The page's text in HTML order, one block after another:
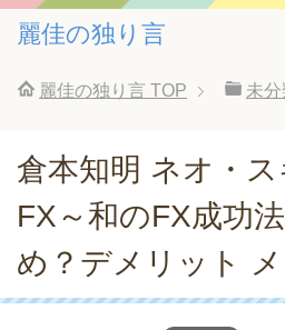
麗佳の独り言
麗佳の独り言 TOP 未
倉本知明 ネオ・
FX～和のFX成功
め？デメリット